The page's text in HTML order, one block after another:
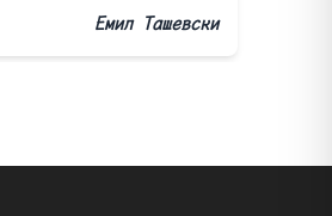
Емил Ташевски